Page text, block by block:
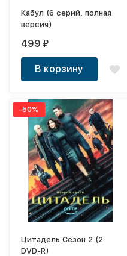
Кабул (6 серий, полная
версия)
499₽
В корзину
-50%
Цитадель Сезон 2 (2
DVD-R)